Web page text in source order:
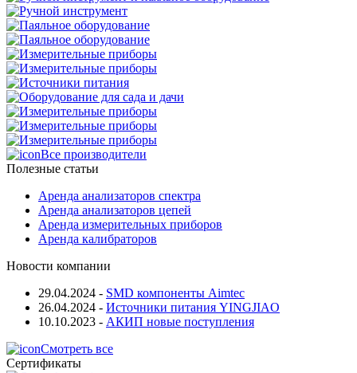
Все производители
Полезные статьи
Аренда анализаторов спектра
Аренда анализаторов цепей
Аренда измерительных приборов
Аренда калибраторов
Новости компании
29.04.2024 - SMD компоненты Aimtec
26.04.2024 - Источники питания YINGJIAO
10.10.2023 - АКИП новые поступления
Смотреть все
Сертификаты